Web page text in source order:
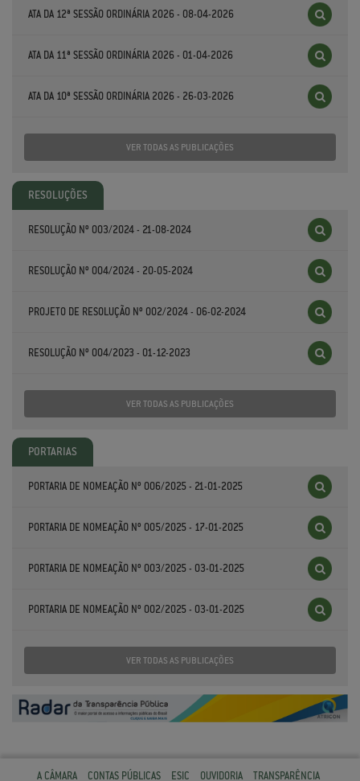
ATA DA 12ª SESSÃO ORDINÁRIA 2026 - 08-04-2026
ATA DA 11ª SESSÃO ORDINÁRIA 2026 - 01-04-2026
ATA DA 10ª SESSÃO ORDINÁRIA 2026 - 26-03-2026
VER TODAS AS PUBLICAÇÕES
RESOLUÇÕES
RESOLUÇÃO Nº 003/2024 - 21-08-2024
RESOLUÇÃO Nº 004/2024 - 20-05-2024
PROJETO DE RESOLUÇÃO Nº 002/2024 - 06-02-2024
RESOLUÇÃO Nº 004/2023 - 01-12-2023
VER TODAS AS PUBLICAÇÕES
PORTARIAS
PORTARIA DE NOMEAÇÃO Nº 006/2025 - 21-01-2025
PORTARIA DE NOMEAÇÃO Nº 005/2025 - 17-01-2025
PORTARIA DE NOMEAÇÃO Nº 003/2025 - 03-01-2025
PORTARIA DE NOMEAÇÃO Nº 002/2025 - 03-01-2025
VER TODAS AS PUBLICAÇÕES
A CÂMARA CONTAS PÚBLICAS ESIC OUVIDORIA TRANSPARÊNCIA